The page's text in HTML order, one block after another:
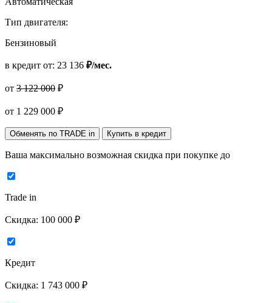
Тип двигателя:
Бензиновый
в кредит от: 23 136 ₽/мес.
от 3 122 000 ₽
от 1 229 000 ₽
Обменять по TRADE in Купить в кредит
Ваша максимально возможная скидка при покупке до
Trade in
Скидка: 100 000 ₽
Кредит
Скидка: 1 743 000 ₽